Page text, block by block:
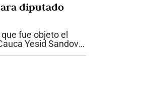
diputado
fue objeto el
Yesid Sandoval
y Yumbo, la